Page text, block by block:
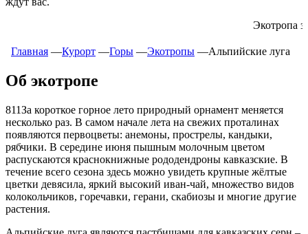
Экотропа закрыта для
Главная ―Курорт ―Горы ―Экотропы ―Альпийские луга
Об экотропе
811За короткое горное лето природный орнамент меняется
несколько раз. В самом начале лета на свежих проталинах
появляются первоцветы: анемоны, прострелы, кандыки,
рябчики. В середине июня пышным молочным цветом
распускаются краснокнижные рододендроны кавказские. В
течение всего сезона здесь можно увидеть крупные жёлтые
цветки девясила, яркий высокий иван-чай, множество видов
колокольчиков, горечавки, герани, скабиозы и многие другие
растения.